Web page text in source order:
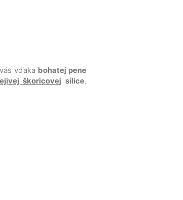
vďaka bohatej pene
škoricovej silice.